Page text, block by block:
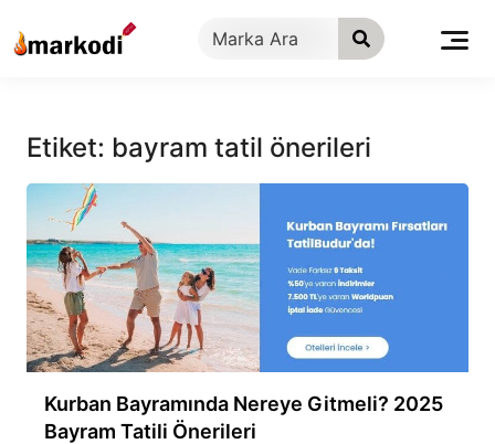
geç
Etiket: bayram tatil önerileri
Kurban Bayramında Nereye Gitmeli? 2025
Bayram Tatili Önerileri